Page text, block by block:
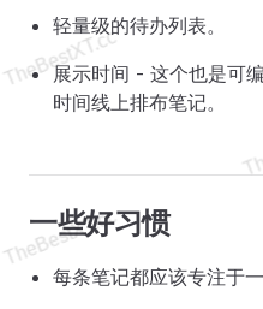
轻量级的待办列表。
展示时间 - 这个也是可
时间线上排布笔记。
一些好习惯
每条笔记都应该专注于